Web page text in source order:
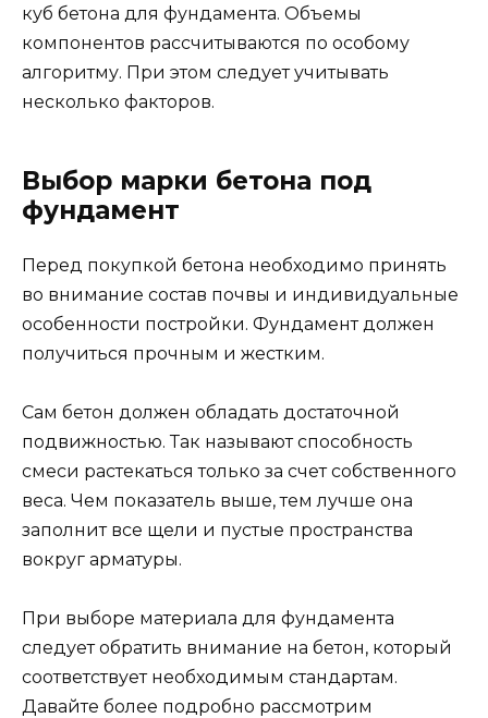
куб бетона для фундамента. Объемы
компонентов рассчитываются по особому
алгоритму. При этом следует учитывать
несколько факторов.
Выбор марки бетона под
фундамент
Перед покупкой бетона необходимо принять
во внимание состав почвы и индивидуальные
особенности постройки. Фундамент должен
получиться прочным и жестким.
Сам бетон должен обладать достаточной
подвижностью. Так называют способность
смеси растекаться только за счет собственного
веса. Чем показатель выше, тем лучше она
заполнит все щели и пустые пространства
вокруг арматуры.
При выборе материала для фундамента
следует обратить внимание на бетон, который
соответствует необходимым стандартам.
Давайте более подробно рассмотрим